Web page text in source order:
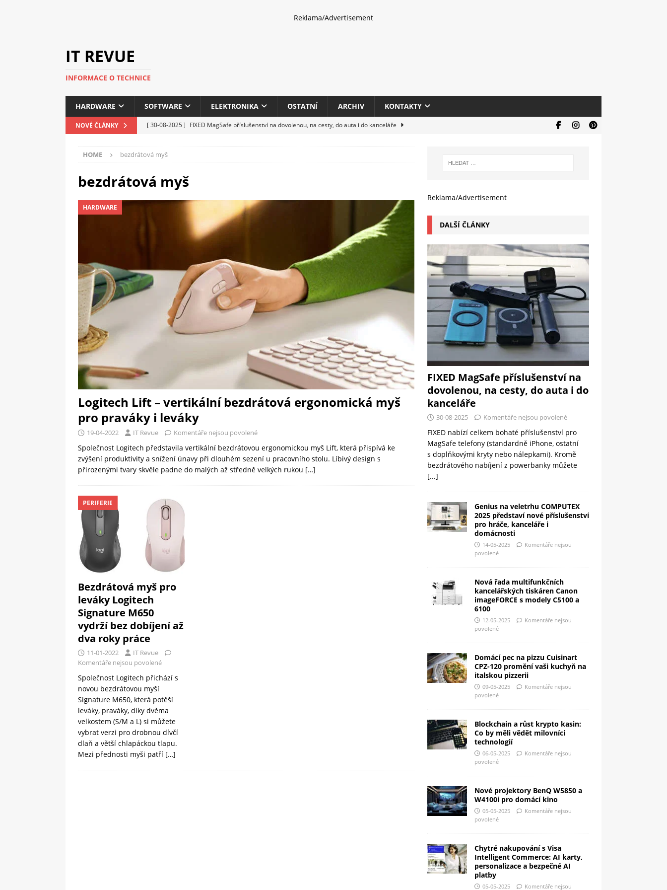
Reklama/Advertisement
IT REVUE
INFORMACE O TECHNICE
HARDWARE SOFTWARE ELEKTRONIKA OSTATNÍ ARCHIV KONTAKTY
NOVÉ ČLÁNKY [ 30-08-2025 ] FIXED MagSafe příslušenství na dovolenou, na cesty, do auta i do kanceláře
[ 14-05-2025 ]
kanceláře i domácnosti
[ 12-05-2025 ]
Domácí pec na pizzu Cuisinart CPZ-120 promění vaši kuchyň na italskou
OSTATNÍ
Blockchain a růst krypto kasin: Co by měli vědět milovníci technologií
SOFTWARE
HOME bezdrátová myš
bezdrátová myš
HARDWARE
Logitech Lift – vertikální bezdrátová ergonomická myš
pro praváky i leváky
19-04-2022 IT Revue Komentáře nejsou povolené
Společnost Logitech představila vertikální bezdrátovou ergonomickou myš Lift, která přispívá ke
zvýšení produktivity a snížení únavy při dlouhém sezení u pracovního stolu. Líbivý design s
přirozenými tvary skvěle padne do malých až středně velkých rukou […]
PERIFERIE
Bezdrátová myš pro
leváky Logitech
Signature M650
vydrží bez dobíjení až
dva roky práce
11-01-2022
IT Revue
Komentáře nejsou povolené
Společnost Logitech přichází s
novou bezdrátovou myší
Signature M650, která potěší
leváky, praváky, díky dvěma
velkostem (S/M a L) si můžete
vybrat verzi pro drobnou dívčí
dlaň a větší chlapáckou tlapu.
Mezi přednosti myši patří […]
Reklama/Advertisement
DALŠÍ ČLÁNKY
FIXED MagSafe příslušenství na
dovolenou, na cesty, do auta i do
kanceláře
30-08-2025 Komentáře nejsou povolené
FIXED nabízí celkem bohaté příslušenství pro
MagSafe telefony (standardně iPhone, ostatní
s doplňkovými kryty nebo nálepkami). Kromě
bezdrátového nabíjení z powerbanky můžete
[...]
Genius na veletrhu COMPUTEX
2025 představí nové příslušenství
pro hráče, kanceláře i
domácnosti
14-05-2025
Komentáře nejsou
povolené
Nová řada multifunkčních
kancelářských tiskáren Canon
imageFORCE s modely C5100 a
6100
12-05-2025
Komentáře nejsou
povolené
Domácí pec na pizzu Cuisinart
CPZ-120 promění vaši kuchyň na
italskou pizzerii
09-05-2025
Komentáře nejsou
povolené
Blockchain a růst krypto kasin:
Co by měli vědět milovníci
technologií
06-05-2025
Komentáře nejsou
povolené
Nové projektory BenQ W5850 a
W4100i pro domácí kino
05-05-2025
Komentáře nejsou
povolené
Chytré nakupování s Visa
Intelligent Commerce: AI karty,
personalizace a bezpečné AI
platby
05-05-2025 Komentáře nejsou